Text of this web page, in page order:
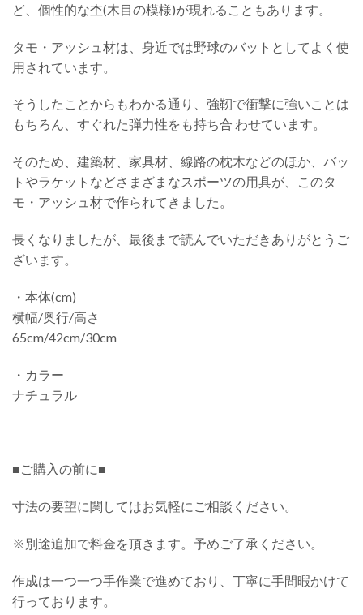
ど、個性的な杢(木目の模様)が現れることもあります。
タモ・アッシュ材は、身近では野球のバットとしてよく使
用されています。
そうしたことからもわかる通り、強靭で衝撃に強いことは
もちろん、すぐれた弾力性をも持ち合 わせています。
そのため、建築材、家具材、線路の枕木などのほか、バッ
トやラケットなどさまざまなスポーツの用具が、このタ
モ・アッシュ材で作られてきました。
長くなりましたが、最後まで読んでいただきありがとうご
ざいます。
・本体(cm)
横幅/奥行/高さ
65cm/42cm/30cm
・カラー
ナチュラル
■ご購入の前に■
寸法の要望に関してはお気軽にご相談ください。
※別途追加で料金を頂きます。予めご了承ください。
作成は一つ一つ手作業で進めており、丁寧に手間暇かけて
行っております。